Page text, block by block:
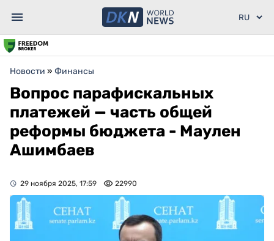
Новости » Финансы
Вопрос парафискальных
платежей — часть общей
реформы бюджета - Маулен
Ашимбаев
29 ноября 2025, 17:59 22990